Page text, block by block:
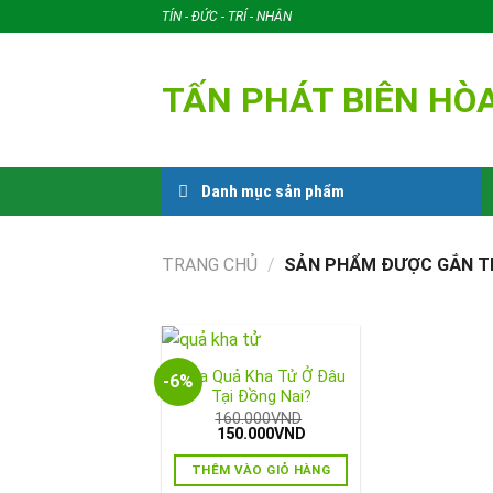
to
TÍN - ĐỨC - TRÍ - NHÂN
TẤN PHÁT BIÊN
Danh mục sản phẩm
TRANG CHỦ / SẢN PHẨM ĐƯỢC GẮN
-6%Mua Quả Kha Tử Ở Đâu
Tại Đồng Nai?
160.000VND
Giá
là:
160.000VND.
150.000VNDGiá
tại
là:
THÊM VÀO GIỎ HÀNG